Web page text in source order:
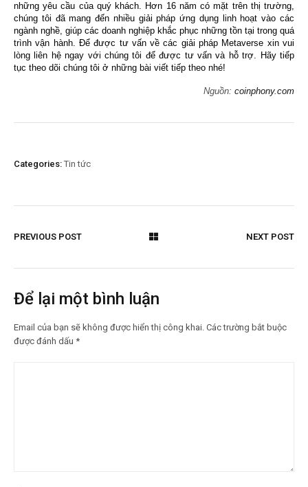
những yêu cầu của quý khách. Hơn 16 năm có mặt trên thị trường,
chúng tôi đã mang đến nhiều giải pháp ứng dụng linh hoạt vào các
ngành nghề, giúp các doanh nghiệp khắc phục những tồn tại trong quá
trình vận hành. Để được tư vấn về các giải pháp Metaverse xin vui
lòng liên hệ ngay với chúng tôi để được tư vấn và hỗ trợ. Hãy tiếp
tục theo dõi chúng tôi ở những bài viết tiếp theo nhé!
Nguồn: coinphony.com
Categories: Tin tức
PREVIOUS POST NEXT POST
Để lại một bình luận
Email của bạn sẽ không được hiển thị công khai. Các trường bắt buộc
được đánh dấu *